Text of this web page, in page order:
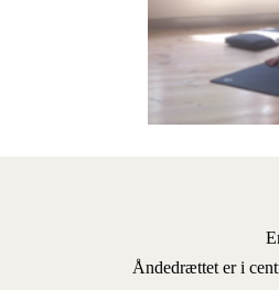
Åndedrættet er i